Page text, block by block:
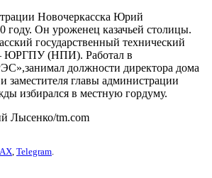
Новочеркасска Юрий
году. Он уроженец казачьей столицы.
государственный технический
ЮРГПУ (НПИ). Работал в
должности директора дома
и заместителя главы администрации
избирался в местную гордуму.
Лысенко/tm.com
, Telegram.